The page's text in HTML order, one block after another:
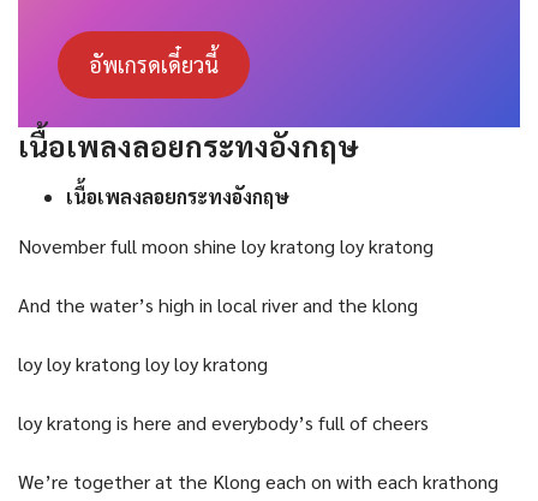
อัพเกรดเดี๋ยวนี้
เนื้อเพลงลอยกระทงอังกฤษ
เนื้อเพลงลอยกระทงอังกฤษ
November full moon shine loy kratong loy kratong
And the water’s high in local river and the klong
loy loy kratong loy loy kratong
loy kratong is here and everybody’s full of cheers
We’re together at the Klong each on with each krathong